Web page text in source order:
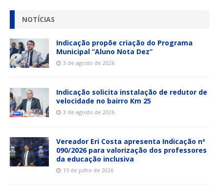
NOTÍCIAS
Indicação propõe criação do Programa
Municipal “Aluno Nota Dez”
3 de agosto de 2026
Indicação solicita instalação de redutor de
velocidade no bairro Km 25
3 de agosto de 2026
Vereador Eri Costa apresenta Indicação nº
090/2026 para valorização dos professores
da educação inclusiva
15 de julho de 2026